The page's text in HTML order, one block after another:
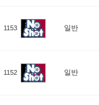
1153 일반
1152 일반